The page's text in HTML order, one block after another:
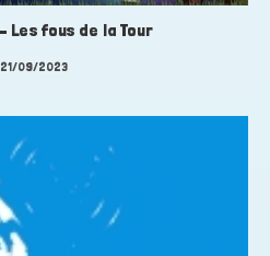
Les fous de la Tour
21/09/2023